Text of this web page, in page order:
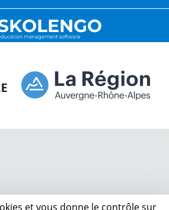
et vous donne le contrôle sur